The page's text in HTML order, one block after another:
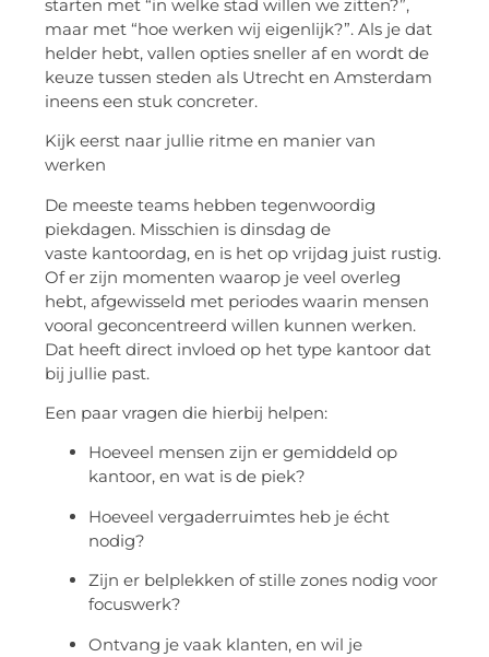
starten met “in welke stad willen we zitten?”,
maar met “hoe werken wij eigenlijk?”. Als je dat
helder hebt, vallen opties sneller af en wordt de
keuze tussen steden als Utrecht en Amsterdam
ineens een stuk concreter.
Kijk eerst naar jullie ritme en manier van
werken
De meeste teams hebben tegenwoordig
piekdagen. Misschien is dinsdag de
vaste kantoordag, en is het op vrijdag juist rustig.
Of er zijn momenten waarop je veel overleg
hebt, afgewisseld met periodes waarin mensen
vooral geconcentreerd willen kunnen werken.
Dat heeft direct invloed op het type kantoor dat
bij jullie past.
Een paar vragen die hierbij helpen:
Hoeveel mensen zijn er gemiddeld op
kantoor, en wat is de piek?
Hoeveel vergaderruimtes heb je écht
nodig?
Zijn er belplekken of stille zones nodig voor
focuswerk?
Ontvang je vaak klanten, en wil je